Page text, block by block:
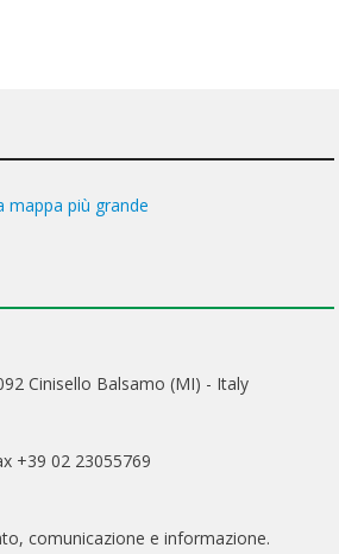
Cinisello Balsamo (MI) - Italy
+39 02 23055769
comunicazione e informazione.